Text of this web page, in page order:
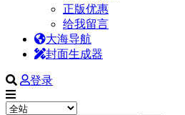
正版优惠
给我留言
大海导航
封面生成器
登录